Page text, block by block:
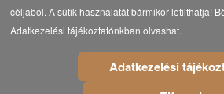
céljából. A sütik használatát bármikor letilthatja!
Adatkezelési tájékoztatónkban olvashat.
Adatkezelési